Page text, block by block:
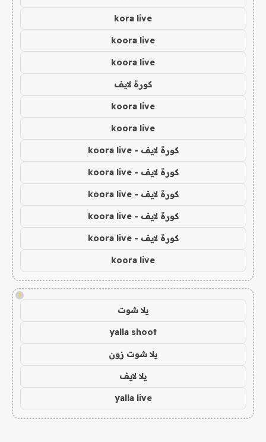
kora live
koora live
koora live
كورة لايف
koora live
koora live
كورة لايف - koora live
كورة لايف - koora live
كورة لايف - koora live
كورة لايف - koora live
كورة لايف - koora live
koora live
!
يلا شوت
yalla shoot
يلا شوت زون
يلا لايف
yalla live